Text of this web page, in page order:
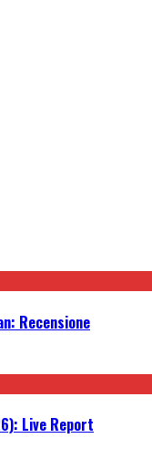
Recensione
Live Report